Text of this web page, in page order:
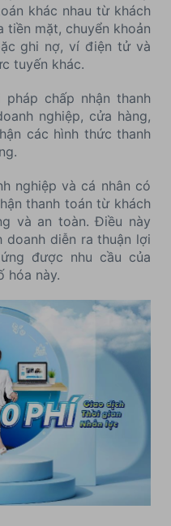
khác nhau từ khách
tiền mặt, chuyển khoản
ghi nợ, ví điện tử và
tuyến khác.
chấp nhận thanh
nghiệp, cửa hàng,
các hình thức thanh
nghiệp và cá nhân có
thanh toán từ khách
và an toàn. Điều này
doanh diễn ra thuận lợi
được nhu cầu của
hóa này.